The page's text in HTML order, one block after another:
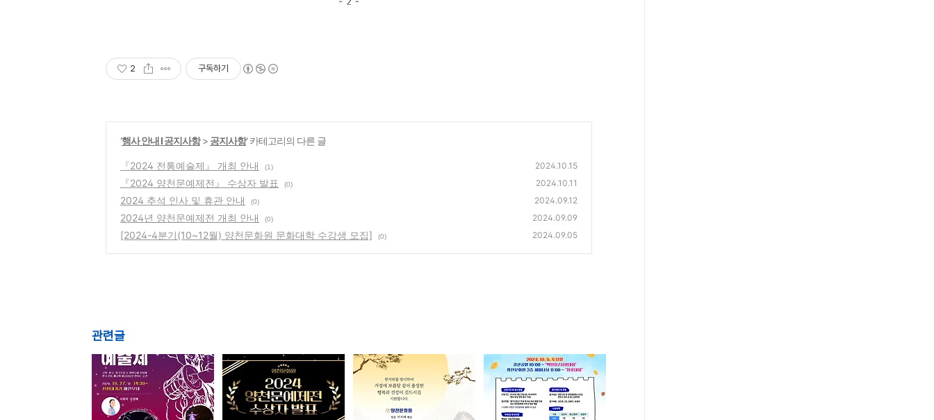
2 구독하기
'행사 안내 Ι 공지사항> 공지사항' 카테고리의 다른 글
『2024 전통예술제』 개최 안내 (1) 2024.10.15
『2024 양천문예제전』 수상자 발표 (0) 2024.10.11
2024 추석 인사 및 휴관 안내 (0) 2024.09.12
2024년 양천문예제전 개최 안내 (0) 2024.09.09
[2024-4분기(10~12월) 양천문화원 문화대학 수강생 모집] (0) 2024.09.05
관련글